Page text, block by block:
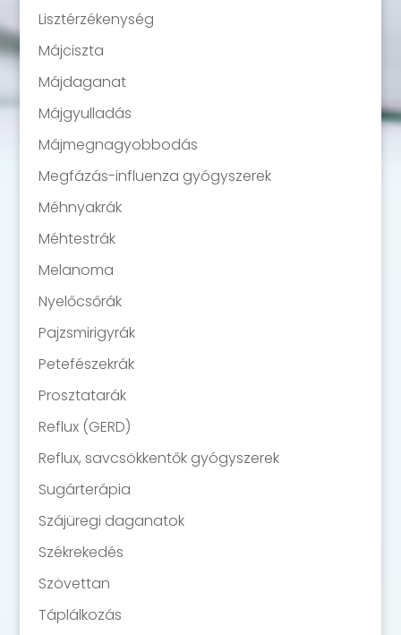
Lisztérzékenység
Májciszta
Májdaganat
Májgyulladás
Májmegnagyobbodás
Megfázás-influenza gyógyszerek
Méhnyakrák
Méhtestrák
Melanoma
Nyelőcsőrák
Pajzsmirigyrák
Petefészekrák
Prosztatarák
Reflux (GERD)
Reflux, savcsökkentők gyógyszerek
Sugárterápia
Szájüregi daganatok
Székrekedés
Szövettan
Táplálkozás